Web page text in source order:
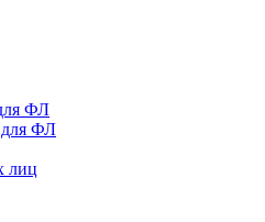
ФЛ
для ФЛ
лиц